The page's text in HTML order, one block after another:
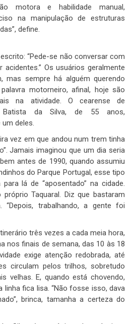
motora e habilidade manual,
na manipulação de estruturas
define.
“Pede-se não conversar com
Os usuários geralmente
mas sempre há alguém querendo
motorneiro, afinal, hoje são
na atividade. O cearense de
Batista da Silva, de 55 anos,
um deles.
vez em que andou num trem tinha
Jamais imaginou que um dia seria
antes de 1990, quando assumiu
do Parque Portugal, esse tipo
lá de “aposentado” na cidade.
Taquaral. Diz que bastaram
“Depois, trabalhando, a gente foi
três vezes a cada meia hora,
nos finais de semana, das 10 às 18
exige atenção redobrada, até
circulam pelos trilhos, sobretudo
velhas. E, quando está chovendo,
linha fica lisa. “Não fosse isso, dava
brinca, tamanha a certeza do